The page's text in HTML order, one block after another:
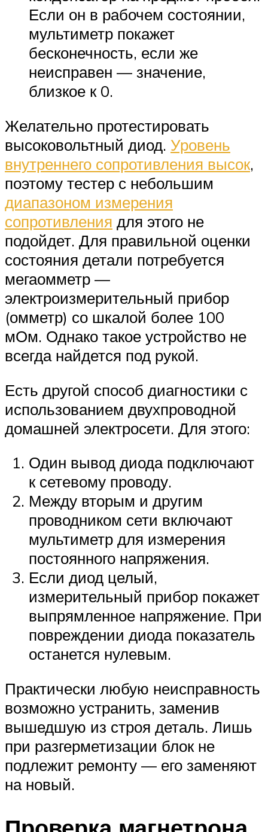
Если он в рабочем состоянии,
мультиметр покажет
бесконечность, если же
неисправен — значение,
близкое к 0.
Желательно протестировать
высоковольтный диод. Уровень
внутреннего сопротивления высок,
поэтому тестер с небольшим
диапазоном измерения
сопротивления для этого не
подойдет. Для правильной оценки
состояния детали потребуется
мегаомметр —
электроизмерительный прибор
(омметр) со шкалой более 100
мОм. Однако такое устройство не
всегда найдется под рукой.
Есть другой способ диагностики с
использованием двухпроводной
домашней электросети. Для этого:
Один вывод диода подключают
к сетевому проводу.
Между вторым и другим
проводником сети включают
мультиметр для измерения
постоянного напряжения.
Если диод целый,
измерительный прибор покажет
выпрямленное напряжение. При
повреждении диода показатель
останется нулевым.
Практически любую неисправность
возможно устранить, заменив
вышедшую из строя деталь. Лишь
при разгерметизации блок не
подлежит ремонту — его заменяют
на новый.